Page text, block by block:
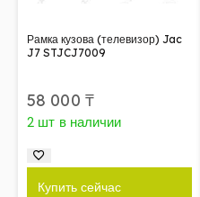
Рамка кузова (телевизор) Jac
J7 STJCJ7009
58 000 ₸
2 шт в наличии
Купить сейчас